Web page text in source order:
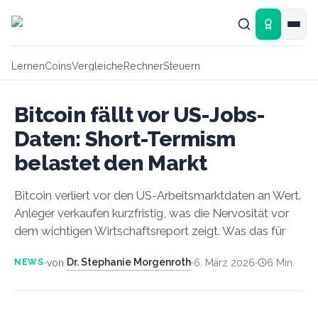
LernenCoinsVergleicheRechnerSteuern
Bitcoin fällt vor US-Jobs-
Daten: Short-Termism
belastet den Markt
Bitcoin verliert vor den US-Arbeitsmarktdaten an Wert.
Anleger verkaufen kurzfristig, was die Nervosität vor
dem wichtigen Wirtschaftsreport zeigt. Was das für
NEWS von Dr. Stephanie Morgenroth 6. März 2026 6 Min.